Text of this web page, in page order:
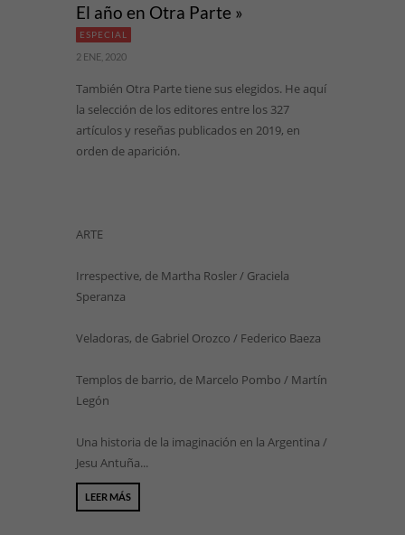
El año en Otra Parte »
ESPECIAL
2 ENE, 2020
También Otra Parte tiene sus elegidos. He aquí
la selección de los editores entre los 327
artículos y reseñas publicados en 2019, en
orden de aparición.
ARTE
Irrespective, de Martha Rosler / Graciela
Speranza
Veladoras, de Gabriel Orozco / Federico Baeza
Templos de barrio, de Marcelo Pombo / Martín
Legón
Una historia de la imaginación en la Argentina /
Jesu Antuña...
LEER MÁS